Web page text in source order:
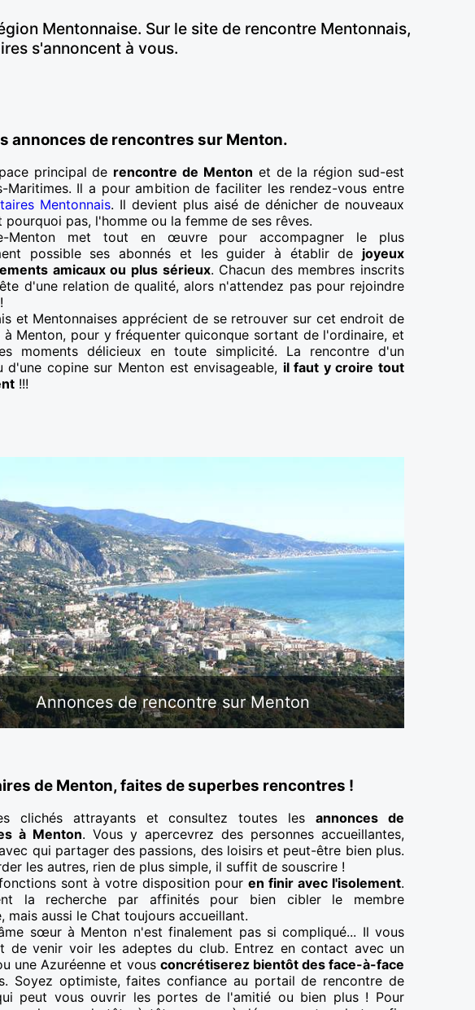
Mentonnaise. Sur le site de rencontre Mentonnais,
s'annoncent à vous.
annonces de rencontres sur Menton.
principal de rencontre de Menton et de la région sud-est
Maritimes. Il a pour ambition de faciliter les rendez-vous entre
Mentonnais. Il devient plus aisé de dénicher de nouveaux
pourquoi pas, l'homme ou la femme de ses rêves.
Menton met tout en œuvre pour accompagner le plus
possible ses abonnés et les guider à établir de joyeux
amicaux ou plus sérieux. Chacun des membres inscrits
d'une relation de qualité, alors n'attendez pas pour rejoindre
et Mentonnaises apprécient de se retrouver sur cet endroit de
à Menton, pour y fréquenter quiconque sortant de l'ordinaire, et
moments délicieux en toute simplicité. La rencontre d'un
d'une copine sur Menton est envisageable, il faut y croire tout
!!!
Annonces de rencontre sur Menton
de Menton, faites de superbes rencontres !
clichés attrayants et consultez toutes lesannonces de
à Menton. Vous y apercevrez des personnes accueillantes,
qui partager des passions, des loisirs et peut-être bien plus.
les autres, rien de plus simple, il suffit de souscrire !
sont à votre disposition pour en finir avec l'isolement.
la recherche par affinités pour bien cibler le membre
mais aussi le Chat toujours accueillant.
sœur à Menton n'est finalement pas si compliqué... Il vous
de venir voir les adeptes du club. Entrez en contact avec un
une Azuréenne et vous concrétiserez bientôt des face-à-face
Soyez optimiste, faites confiance au portail de rencontre de
peut vous ouvrir les portes de l'amitié ou bien plus ! Pour